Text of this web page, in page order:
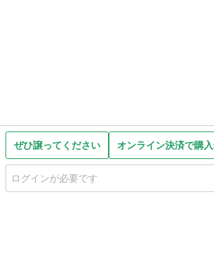
ぜひ譲ってください オンライン決済で購